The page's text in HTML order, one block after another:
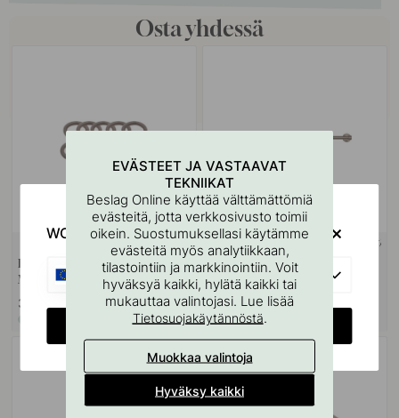
Osta yhdessä
Koukku Aveny - 5 kpl - Brunattu
Messinki
35 €
TÄYSMESSINGISTÄ
Koukkutanko Keittiöön Aveny -
600mm - Täydellinen Sarja -
Brunattu Messinki
128.60 €
Varastossa
EVÄSTEET JA VASTAAVAT
TEKNIIKAT
Beslag Online käyttää välttämättömiä
evästeitä, jotta verkkosivusto toimii
oikein. Suostumuksellasi käytämme
evästeitä myös analytiikkaan,
tilastointiin ja markkinointiin. Voit
hyväksyä kaikki, hylätä kaikki tai
mukauttaa valintojasi. Lue lisää
Tietosuojakäytännöstä.
Muokkaa valintoja
Hyväksy kaikki
WOULD YOU RATHER VISIT?
EU
CHANGE COUNTRY